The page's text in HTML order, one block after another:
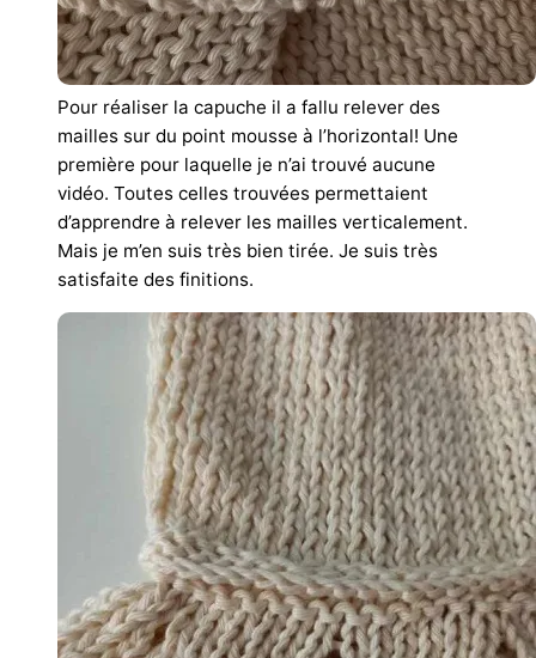
Pour réaliser la capuche il a fallu relever des
mailles sur du point mousse à l’horizontal! Une
première pour laquelle je n’ai trouvé aucune
vidéo. Toutes celles trouvées permettaient
d’apprendre à relever les mailles verticalement.
Mais je m’en suis très bien tirée. Je suis très
satisfaite des finitions.